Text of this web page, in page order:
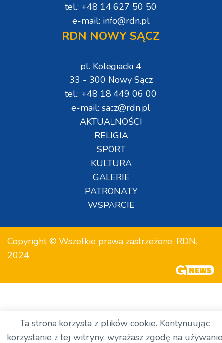
tel.: +48 14 627 50 50
e-mail: info@rdn.pl
RDN NOWY SĄCZ
pl. Kolegiacki 4
33 - 300 Nowy Sącz
tel.: +48 18 449 06 00
e-mail: sacz@rdn.pl
AKTUALNOŚCI
RELIGIA
SPORT
KULTURA
GALERIE
PATRONATY
WSPARCIE
Copyright © Wszelkie prawa zastrzeżone. RDN.
2024.
Ta strona korzysta z plików cookie. Kontynuując
korzystanie z tej witryny, wyrażasz zgodę na używanie